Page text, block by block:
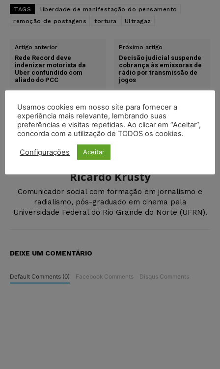
TAGS
liberdade de manifestação do pensamento
remoção de postagens
tortura Ultragaz
Artigo anterior
Rede Record deve
indenizar motorista da
Uber confundido com
aliado do PCC
Próximo artigo
Decisão judicial suspende
cobrança às emissoras de
rádio por transmissão de
jogos
Ricardo Krusty
Comunicador social com formação em jornalismo e
radialismo, pós-graduado em cinema pela
Universidade Federal do Rio Grande do Norte (UFRN).
DEIXE UM COMENTÁRIO
Default Comments (0) Facebook Comments Disqus Comments
Usamos cookies em nosso site para fornecer a
experiência mais relevante, lembrando suas
preferências e visitas repetidas. Ao clicar em “Aceitar”,
concorda com a utilização de TODOS os cookies.
Configurações Aceitar